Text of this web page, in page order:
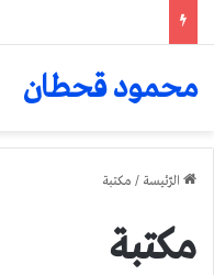
محمود قحطان
الرّئيسة / مكتبة
مكتبة